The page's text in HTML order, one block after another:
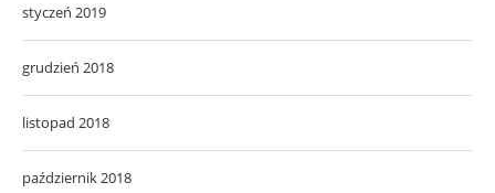
styczeń 2019
grudzień 2018
listopad 2018
październik 2018